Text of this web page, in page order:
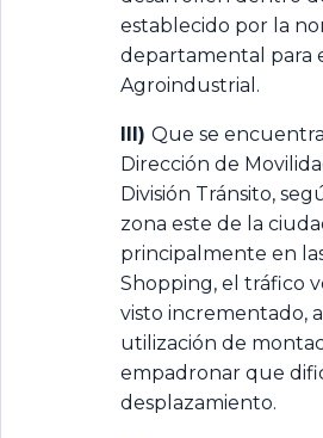
establecido por la
departamental para
Agroindustrial.
III) Que se
Dirección de
División Tránsito,
zona este de la
principalmente en
Shopping, el tráfico
visto incrementado,
utilización de
empadronar que
desplazamiento.